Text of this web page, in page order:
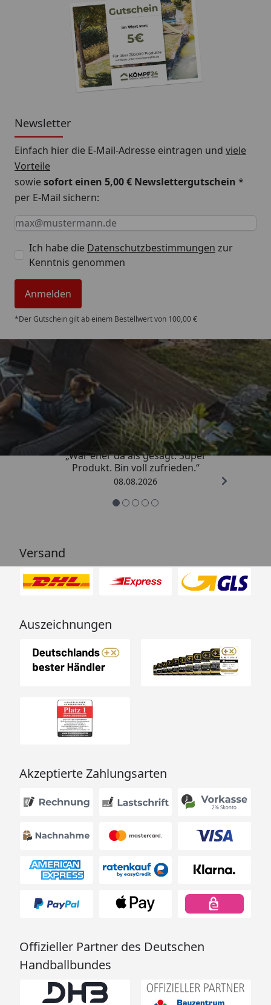
Newsletter
Einfach hier die E-Mail-Adresse eintragen und viele
Vorteile
sowiesofort einen 5,00 € Newslettergutschein *
per E-Mail sichern:
Keine Eingabe erforderlich
Eingabe erforderlich
E-Mail *
Ich habe die Datenschutzbestimmungen zur
Kenntnis genommen
Anmelden
*Der Gutschein gilt ab einem Bestellwert von 100,00 €
Trusted Shops
4,85/ 5
„War eher da als gesagt. Super
Produkt. Bin voll zufrieden.“
08.08.2026
Versand
Auszeichnungen
Akzeptierte Zahlungsarten
Offizieller Partner des Deutschen
Handballbundes